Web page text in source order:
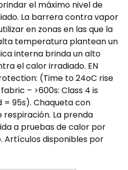
el máximo nivel de
La barrera contra vapor
en zonas en las que la
temperatura plantean un
interna brinda un alto
el calor irradiado. EN
(Time to 24oC rise
– >600s: Class 4 is
= 95s). Chaqueta con
La prenda
a pruebas de calor por
disponibles por